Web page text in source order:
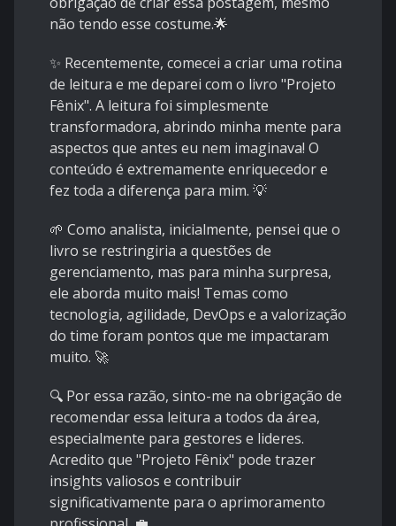
não tendo esse costume.🌟
✨ Recentemente, comecei a criar uma rotina
de leitura e me deparei com o livro "Projeto
Fênix". A leitura foi simplesmente
transformadora, abrindo minha mente para
aspectos que antes eu nem imaginava! O
conteúdo é extremamente enriquecedor e
fez toda a diferença para mim. 💡
🌱 Como analista, inicialmente, pensei que o
livro se restringiria a questões de
gerenciamento, mas para minha surpresa,
ele aborda muito mais! Temas como
tecnologia, agilidade, DevOps e a valorização
do time foram pontos que me impactaram
muito. 🚀
🔍 Por essa razão, sinto-me na obrigação de
recomendar essa leitura a todos da área,
especialmente para gestores e lideres.
Acredito que "Projeto Fênix" pode trazer
insights valiosos e contribuir
significativamente para o aprimoramento